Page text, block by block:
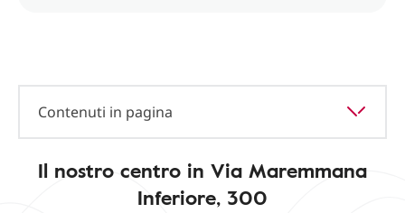
Contenuti in pagina
Il nostro centro in Via Maremmana
Inferiore, 300